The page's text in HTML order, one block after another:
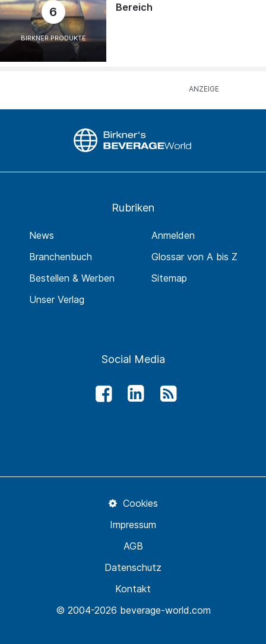
6
BIRKNER PRODUKTE
Bereich
Rubriken
News
Branchenbuch
Bestellen & Werben
Unser Verlag
Anmelden
Glossar von A bis Z
Sitemap
Social Media
© 2004-2026 beverage-world.com
Kontakt
Datenschutz
AGB
Impressum
Cookies